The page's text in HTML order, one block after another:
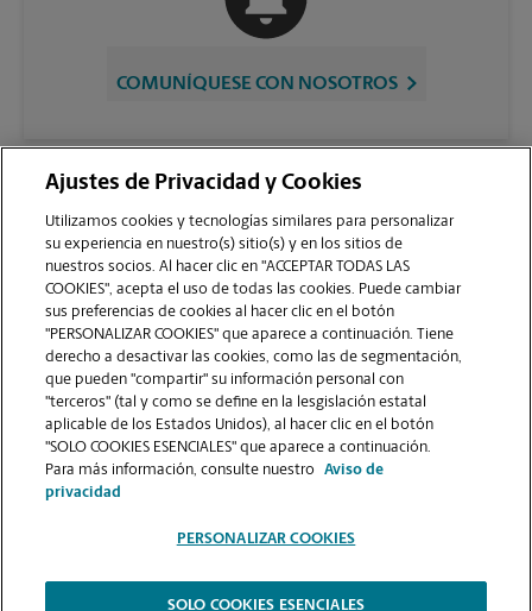
COMUNÍQUESE CON NOSOTROS
VER LA PÁGINA DE LA TIENDA
Copyright © 1994-
titularidad y la gestión independiente de franquiciados. The UPS Store Inc.,
Ajustes de Privacidad y Cookies
Utilizamos cookies y tecnologías similares para personalizar
su experiencia en nuestro(s) sitio(s) y en los sitios de
nuestros socios. Al hacer clic en "ACCEPTAR TODAS LAS
COOKIES", acepta el uso de todas las cookies. Puede cambiar
sus preferencias de cookies al hacer clic en el botón
"PERSONALIZAR COOKIES" que aparece a continuación. Tiene
derecho a desactivar las cookies, como las de segmentación,
que pueden "compartir" su información personal con
"terceros" (tal y como se define en la lesgislación estatal
aplicable de los Estados Unidos), al hacer clic en el botón
"SOLO COOKIES ESENCIALES" que aparece a continuación.
Para más información, consulte nuestro
Aviso de
privacidad
PERSONALIZAR COOKIES
SOLO COOKIES ESENCIALES